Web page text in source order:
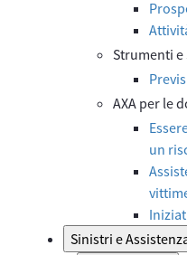
Strumenti e
AXA per le
un
Sinistri e